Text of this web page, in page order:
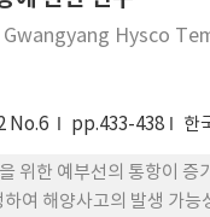
Hysco
No.6 pp.433-438 한
위한 예부선의 통항이
여 해양사고의 발생 가